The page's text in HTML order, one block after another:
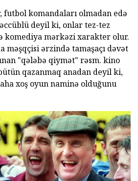
futbol komandaları olmadan edə
deyil ki, onlar tez-tez
komediya mərkəzi xarakter olur.
məşqçisi ərzində tamaşaçı dəvət
"qələbə qiymət" rəsm. kino
qazanmaq anadan deyil ki,
xoş oyun naminə olduğunu